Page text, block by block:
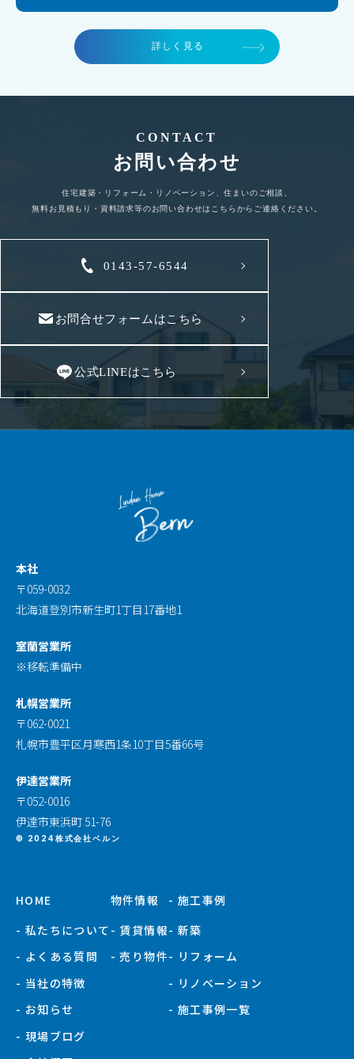
詳しく見る
CONTACT
お問い合わせ
住宅建築・リフォーム・リノベーション、住まいのご相談、
無料お見積もり・資料請求等のお問い合わせはこちらからご連絡ください。
0143-57-6544
お問合せフォームはこちら
公式LINEはこちら
本社
〒059-0032
北海道登別市新生町1丁目17番地1
室蘭営業所
※移転準備中
札幌営業所
〒062-0021
札幌市豊平区月寒西1条10丁目5番66号
伊達営業所
〒052-0016
伊達市東浜町 51-76
© 2024株式会社ベルン
HOME
- 私たちについて
- よくある質問
- 当社の特徴
- お知らせ
- 現場ブログ
物件情報
- 賃貸情報
- 売り物件
- 施工事例
- 新築
- リフォーム
- リノベーション
- 施工事例一覧